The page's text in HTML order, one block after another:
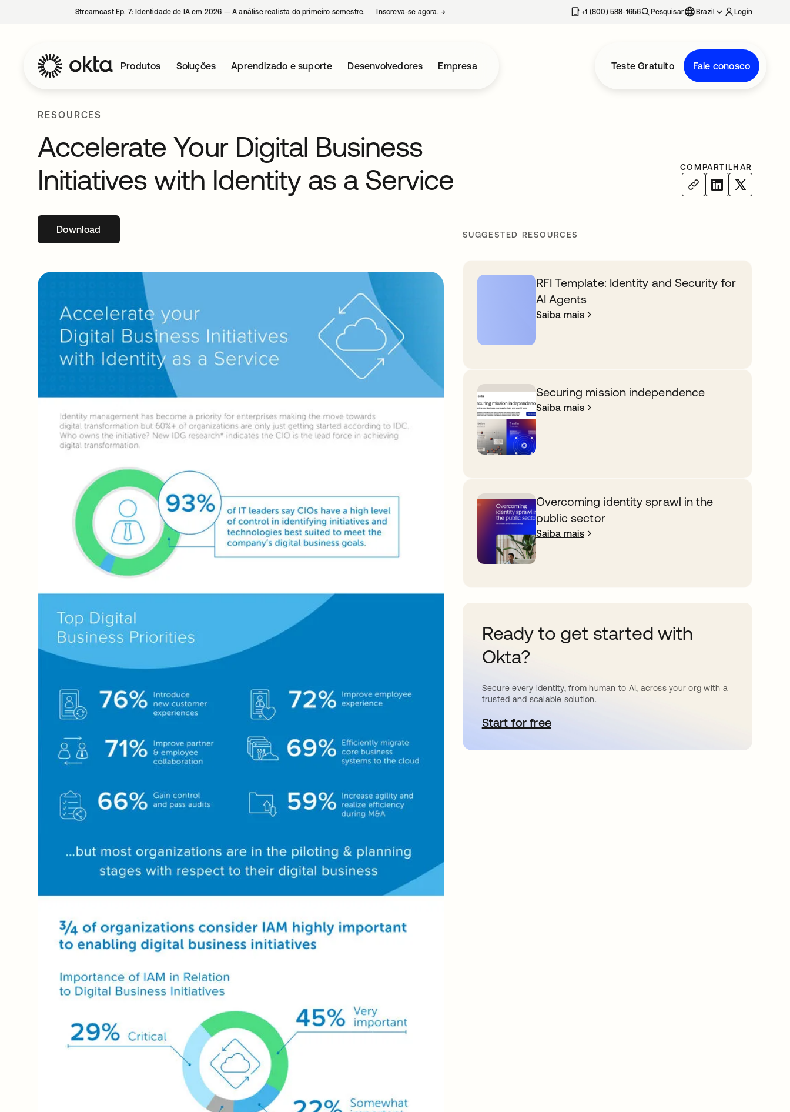
Streamcast Ep. 7: Identidade de IA em 2026 — A análise realista do primeiro semestre. Inscreva-se agora. → +1 (800) 588-1656 Pesquisar Brazil Login
Produtos Soluções Aprendizado e suporte Desenvolvedores Empresa Teste Gratuito Fale conosco
RESOURCES
Accelerate Your Digital Business
Initiatives with Identity as a Service
COMPARTILHAR
Download SUGGESTED RESOURCES
RFI Template: Identity and Security for
AI Agents
Saiba mais
Securing mission independence
Saiba mais
Overcoming identity sprawl in the
public sector
Saiba mais
Ready to get started with
Okta?
Secure every identity, from human to AI, across your org with a
trusted and scalable solution.
Start for freeabre em uma nova guia